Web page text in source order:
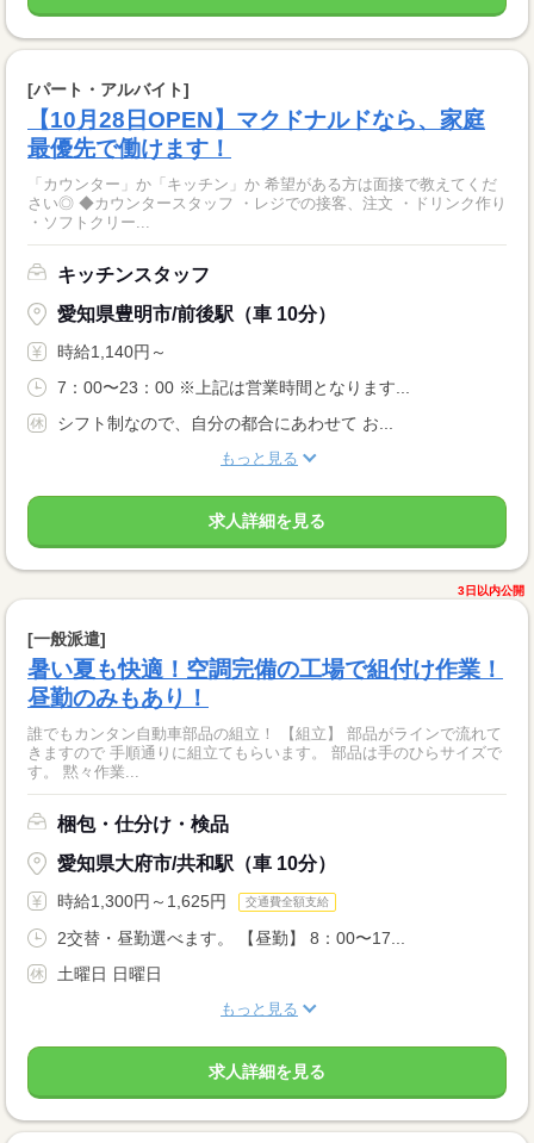
[パート・アルバイト]
【10月28日OPEN】マクドナルドなら、家庭
最優先で働けます！
「カウンター」か「キッチン」か 希望がある方は面接で教えてくだ
さい◎ ◆カウンタースタッフ ・レジでの接客、注文 ・ドリンク作り
・ソフトクリー...
キッチンスタッフ
愛知県豊明市/前後駅（車 10分）
時給1,140円～
7：00〜23：00 ※上記は営業時間となります...
シフト制なので、自分の都合にあわせて お...
もっと見る
求人詳細を見る
3日以内公開
[一般派遣]
暑い夏も快適！空調完備の工場で組付け作業！
昼勤のみもあり！
誰でもカンタン自動車部品の組立！ 【組立】 部品がラインで流れて
きますので 手順通りに組立てもらいます。 部品は手のひらサイズで
す。 黙々作業...
梱包・仕分け・検品
愛知県大府市/共和駅（車 10分）
時給1,300円～1,625円 交通費全額支給
2交替・昼勤選べます。 【昼勤】 8：00〜17...
土曜日 日曜日
もっと見る
求人詳細を見る